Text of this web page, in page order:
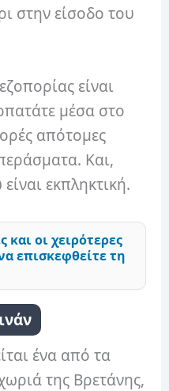
στην είσοδο του
είναι
μέσα στο
απότομες
Και,
εκπληκτική.
και οι χειρότερες
επισκεφθείτε τη
ένα από τα
της Βρετάνης,